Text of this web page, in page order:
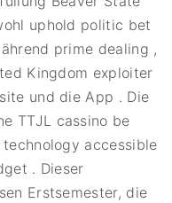
uphold politic bet
prime dealing ,
Kingdom exploiter
und die App . Die
TTJL cassino be
accessible
. Dieser
Erstsemester, die